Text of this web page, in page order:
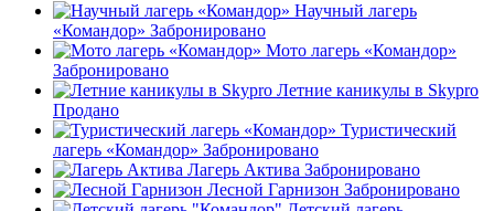
Научный лагерь
«Командор» Забронировано
Мото лагерь «Командор»
Забронировано
Летние каникулы в Skypro
Продано
Туристический
лагерь «Командор» Забронировано
Лагерь Актива Забронировано
Лесной Гарнизон Забронировано